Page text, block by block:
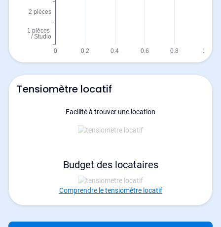
Tensiomètre locatif
Facilité à trouver une location
Budget des locataires
Comprendre le tensiomètre locatif